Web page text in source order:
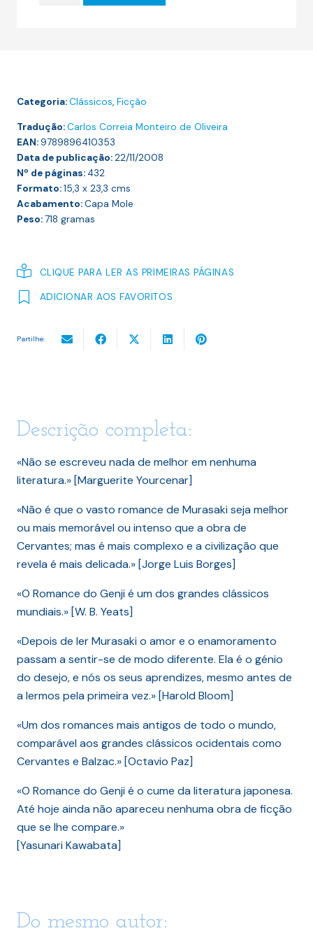
22.00 €.19.80 €.
2)
Categoria:Clássicos, Ficção
Tradução:Carlos Correia Monteiro de Oliveira
EAN:9789896410353
Data de publicação:22/11/2008
Nº de páginas: 432
Formato:15,3 x 23,3 cms
Acabamento:Capa Mole
Peso:718 gramas
CLIQUE PARA LER AS PRIMEIRAS PÁGINAS
ADICIONAR AOS FAVORITOS
Partilhe:
Descrição completa:
«Não se escreveu nada de melhor em nenhuma
literatura.» [Marguerite Yourcenar]
«Não é que o vasto romance de Murasaki seja melhor
ou mais memorável ou intenso que a obra de
Cervantes; mas é mais complexo e a civilização que
revela é mais delicada.» [Jorge Luis Borges]
«O Romance do Genji é um dos grandes clássicos
mundiais.» [W. B. Yeats]
«Depois de ler Murasaki o amor e o enamoramento
passam a sentir-se de modo diferente. Ela é o génio
do desejo, e nós os seus aprendizes, mesmo antes de
a lermos pela primeira vez.» [Harold Bloom]
«Um dos romances mais antigos de todo o mundo,
comparável aos grandes clássicos ocidentais como
Cervantes e Balzac.» [Octavio Paz]
«O Romance do Genji é o cume da literatura japonesa.
Até hoje ainda não apareceu nenhuma obra de ficção
que se lhe compare.»
[Yasunari Kawabata]
Do mesmo autor: